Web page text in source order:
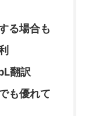
る場合も
翻訳
も優れて